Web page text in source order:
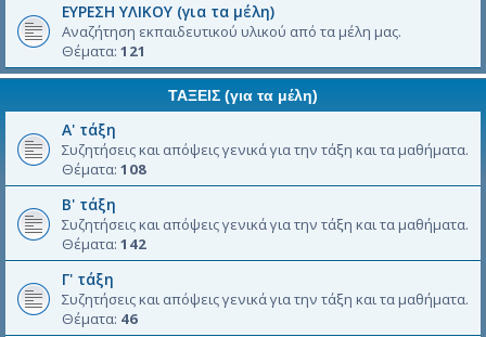
ΕΥΡΕΣΗ ΥΛΙΚΟΥ (για τα μέλη)
Αναζήτηση εκπαιδευτικού υλικού από τα μέλη μας.
Θέματα: 121
ΤΑΞΕΙΣ (για τα μέλη)
Α' τάξη
Συζητήσεις και απόψεις γενικά για την τάξη και τα μαθήματα.
Θέματα: 108
Β' τάξη
Συζητήσεις και απόψεις γενικά για την τάξη και τα μαθήματα.
Θέματα: 142
Γ' τάξη
Συζητήσεις και απόψεις γενικά για την τάξη και τα μαθήματα.
Θέματα: 46